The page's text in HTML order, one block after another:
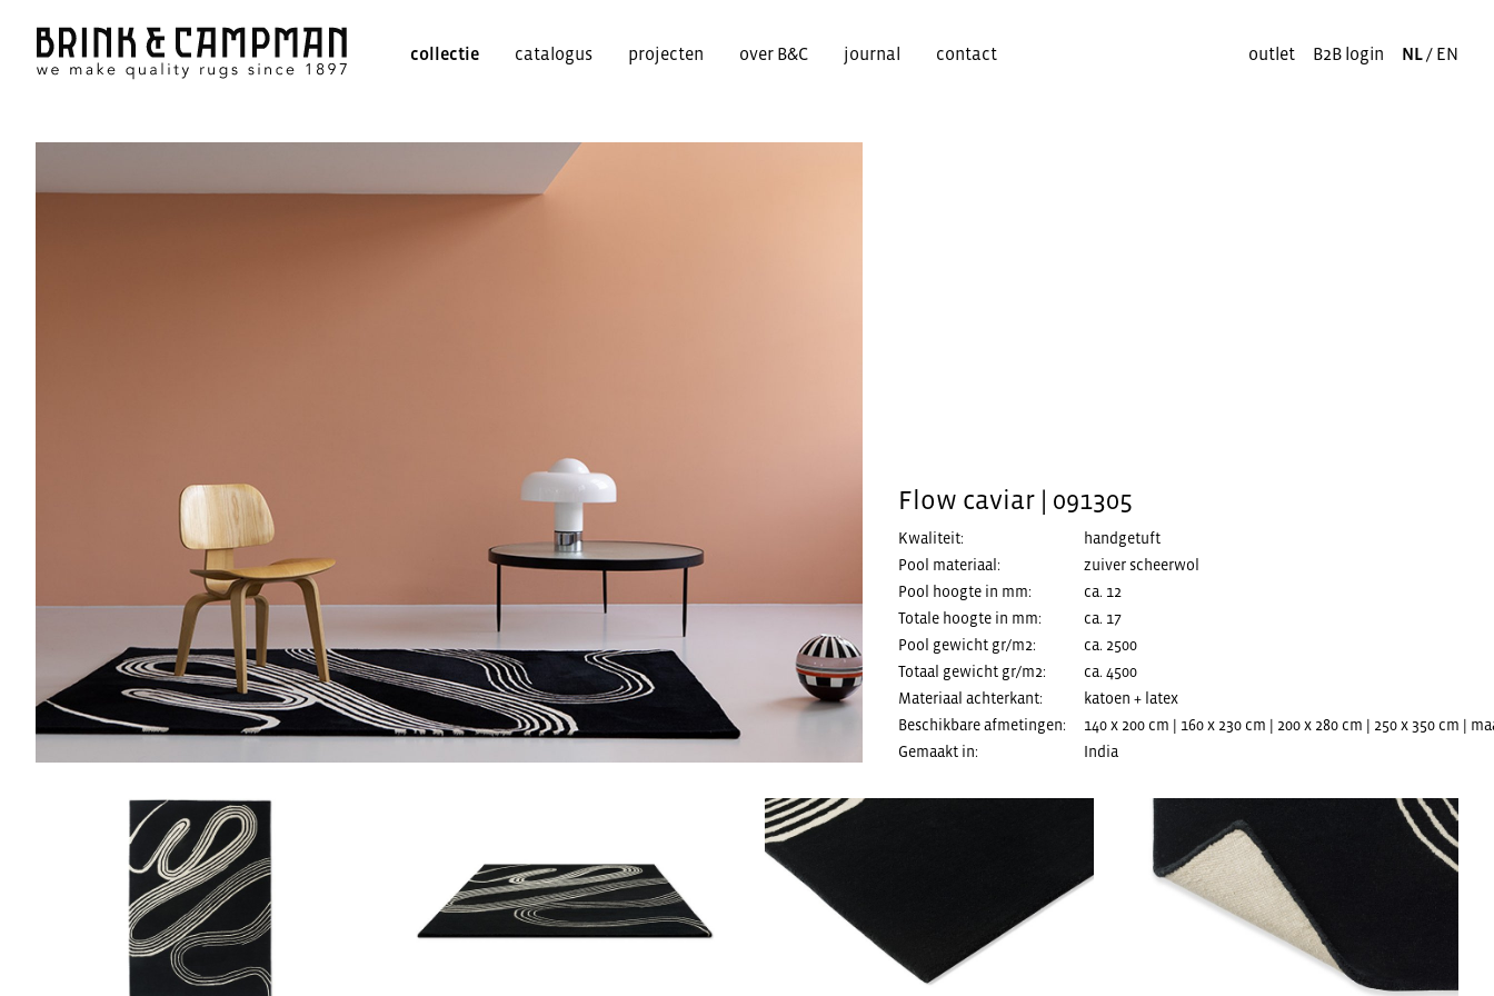
collectie catalogus projecten over B&C journal contact outlet B2B login NL/ EN
Flow caviar | 091305
Kwaliteit:
handgetuft
Pool materiaal:
zuiver scheerwol
Pool hoogte in mm:
ca. 12
Totale hoogte in mm:
ca. 17
Pool gewicht gr/m2:
ca. 2500
Totaal gewicht gr/m2:
ca. 4500
Materiaal achterkant:
katoen + latex
Beschikbare afmetingen:
140 x 200 cm | 160 x 230 cm | 200 x 280 cm | 250 x 350 cm |
Gemaakt in:
India